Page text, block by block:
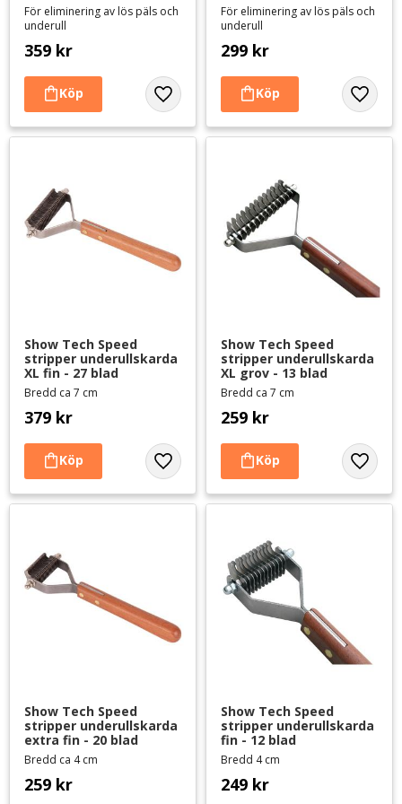
För eliminering av lös päls och
underull
359 kr
Lägg till i favoriter
För eliminering av lös päls och
underull
299 kr
Lägg
Show Tech Speed
stripper underullskarda
XL fin - 27 blad
Bredd ca 7 cm
379 kr
Lägg till i favoriter
Show Tech Speed
stripper underullskarda
XL grov - 13 blad
Bredd ca 7 cm
259 kr
Lägg
Show Tech Speed
stripper underullskarda
extra fin - 20 blad
Bredd ca 4 cm
259 kr
Show Tech Speed
stripper underullskarda
fin - 12 blad
Bredd 4 cm
249 kr